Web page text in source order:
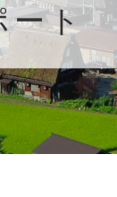
ート